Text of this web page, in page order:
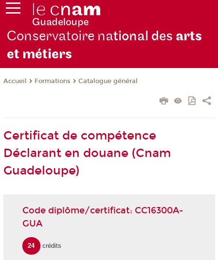
Conservatoire national des arts
et métiers
Accueil Formations Catalogue général
Certificat de compétence
Déclarant en douane (Cnam
Guadeloupe)
Code diplôme/certificat: CC16300A-
GUA
24 crédits